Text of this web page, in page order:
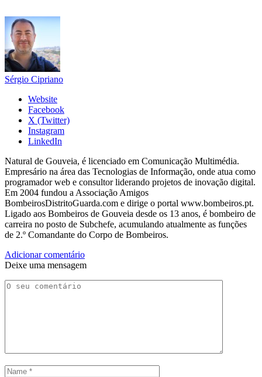
Sérgio Cipriano
Website
Facebook
X (Twitter)
Instagram
LinkedIn
Natural de Gouveia, é licenciado em Comunicação Multimédia.
Empresário na área das Tecnologias de Informação, onde atua como
programador web e consultor liderando projetos de inovação digital.
Em 2004 fundou a Associação Amigos
BombeirosDistritoGuarda.com e dirige o portal www.bombeiros.pt.
Ligado aos Bombeiros de Gouveia desde os 13 anos, é bombeiro de
carreira no posto de Subchefe, acumulando atualmente as funções
de 2.º Comandante do Corpo de Bombeiros.
Adicionar comentário
Deixe uma mensagem